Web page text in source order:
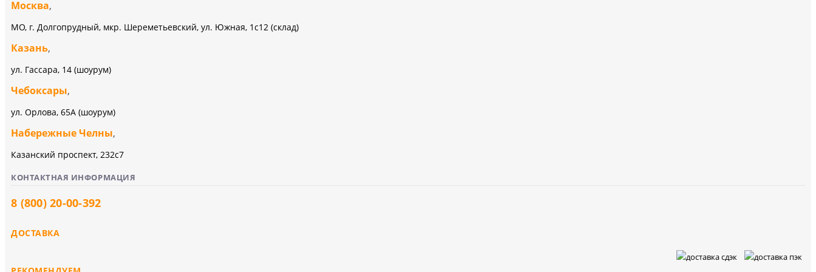
Москва,
МО, г. Долгопрудный, мкр. Шереметьевский, ул. Южная, 1с12 (склад)
Казань,
ул. Гассара, 14 (шоурум)
Чебоксары,
ул. Орлова, 65А (шоурум)
Набережные Челны,
Казанский проспект, 232c7
КОНТАКТНАЯ ИНФОРМАЦИЯ
8 (800) 20-00-392
ДОСТАВКА